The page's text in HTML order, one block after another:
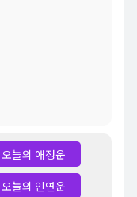
오늘의 애정운
오늘의 인연운